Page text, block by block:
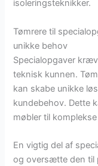
isoleringsteknikker.
Tømrere til
unikke behov
Specialopgaver
teknisk kunnen.
kan skabe unikke
kundebehov. Dette
møbler til
En vigtig del af
og oversætte den til